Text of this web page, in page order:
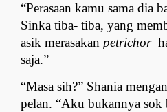
“Perasaan kamu sama dia
Sinka tiba- tiba, yang
asik merasakan petrichor
saja.”
“Masa sih?” Shania
pelan. “Aku bukannya